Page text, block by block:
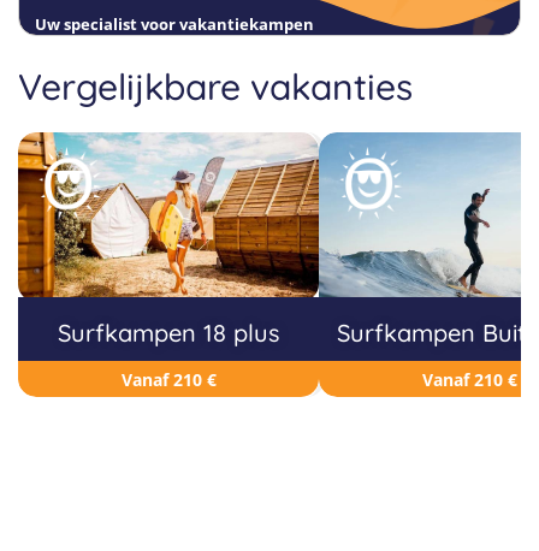
Uw specialist voor vakantiekampen
Vergelijkbare vakanties
Surfkampen 18 plus
Vanaf 210 €
Surfkampen
Vanaf 210 €